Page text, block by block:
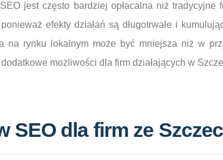
jest często bardziej opłacalna niż tradycyjne
efekty działań są długotrwałe i
na rynku lokalnym może być mniejsza niż w
możliwości dla firm działających w
SEO dla firm ze